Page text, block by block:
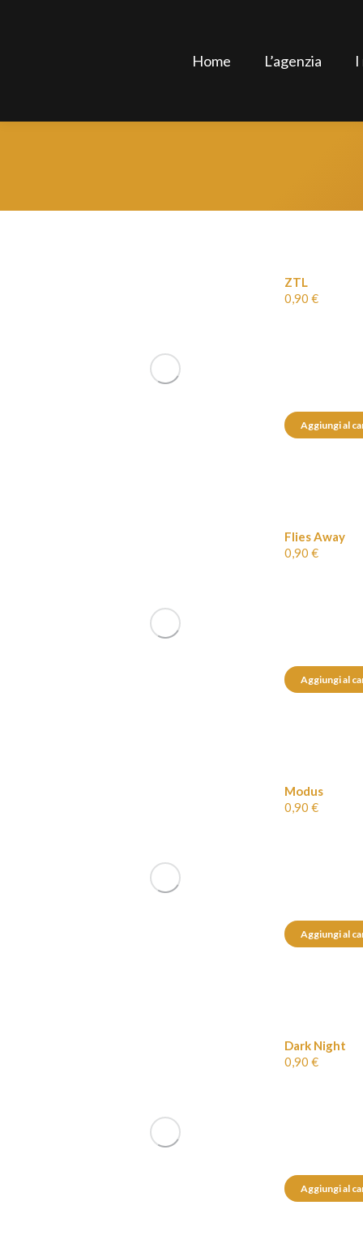
Home L’agenzia
ZTL
0,90 €
Aggiungi al
Flies Away
0,90 €
Aggiungi al
Modus
0,90 €
Aggiungi al
Dark Night
0,90 €
Aggiungi al